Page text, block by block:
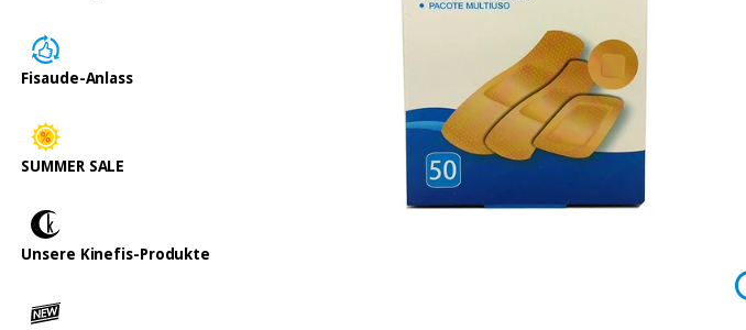
Fisaude-Anlass
SUMMER SALE
Unsere Kinefis-Produkte